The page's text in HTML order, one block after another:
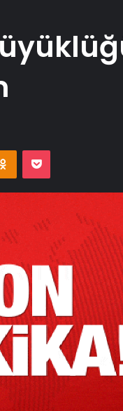
Odnoklassniki
Pocket